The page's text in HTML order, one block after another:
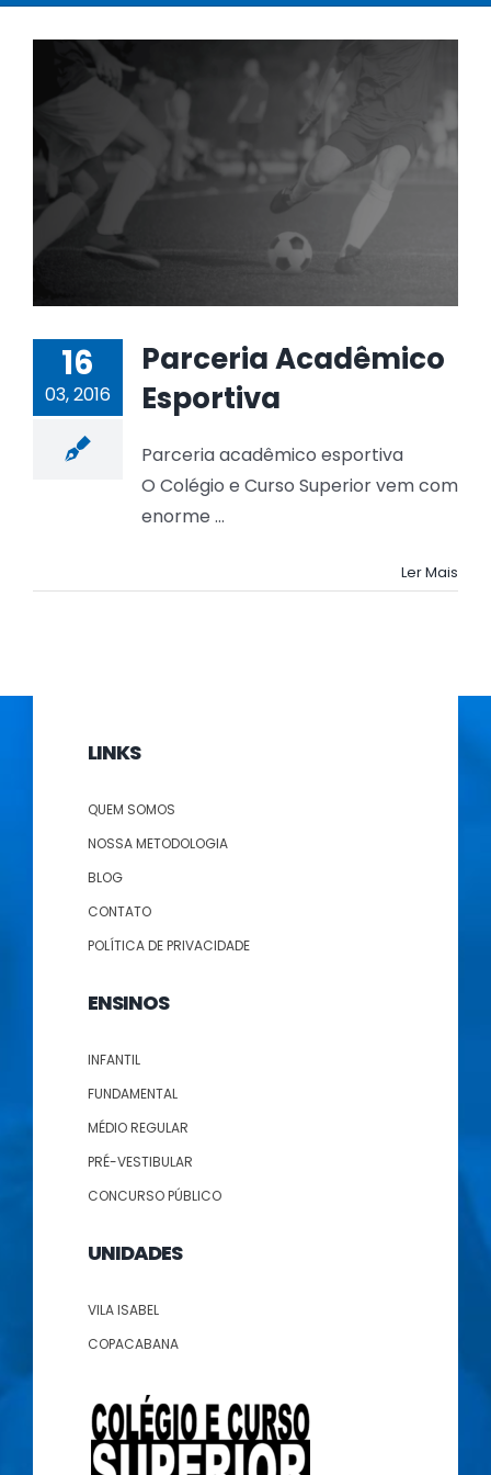
16
03, 2016
Parceria Acadêmico
Esportiva
Parceria acadêmico esportiva
O Colégio e Curso Superior vem com
enorme ...
Ler Mais
LINKS
QUEM SOMOS
NOSSA METODOLOGIA
BLOG
CONTATO
POLÍTICA DE PRIVACIDADE
ENSINOS
INFANTIL
FUNDAMENTAL
MÉDIO REGULAR
PRÉ-VESTIBULAR
CONCURSO PÚBLICO
UNIDADES
VILA ISABEL
COPACABANA